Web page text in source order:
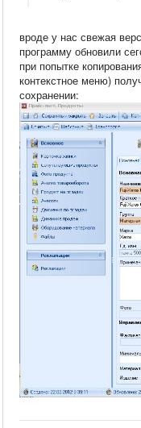
вроде у нас свежая
программу обновили
при попытке
контекстное меню)
сохранении: